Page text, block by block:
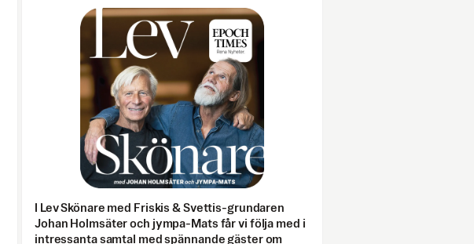
I Lev Skönare med Friskis & Svettis-grundaren
Johan Holmsäter och jympa-Mats får vi följa med i
intressanta samtal med spännande gäster om